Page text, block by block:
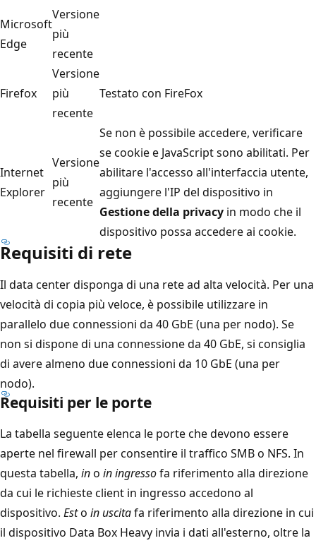
Microsoft
Edge
Versione
più
recente
Firefox
Versione
più
recente
Testato con FireFox
Internet
Explorer
Versione
più
recente
Se non è possibile accedere, verificare
se cookie e JavaScript sono abilitati. Per
abilitare l'accesso all'interfaccia utente,
aggiungere l'IP del dispositivo in
Gestione della privacy in modo che il
dispositivo possa accedere ai cookie.
Requisiti di rete
Il data center disponga di una rete ad alta velocità. Per una
velocità di copia più veloce, è possibile utilizzare in
parallelo due connessioni da 40 GbE (una per nodo). Se
non si dispone di una connessione da 40 GbE, si consiglia
di avere almeno due connessioni da 10 GbE (una per
nodo).
Requisiti per le porte
La tabella seguente elenca le porte che devono essere
aperte nel firewall per consentire il traffico SMB o NFS. In
questa tabella, ino in ingressofa riferimento alla direzione
da cui le richieste client in ingresso accedono al
dispositivo. Esto in uscitafa riferimento alla direzione in cui
il dispositivo Data Box Heavy invia i dati all'esterno, oltre la